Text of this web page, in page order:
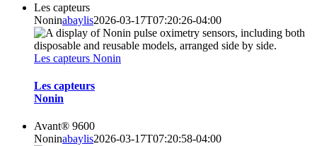
Les capteurs
Noninabaylis2026-03-17T07:20:26-04:00
Les capteurs Nonin
Les capteurs
Nonin
Avant® 9600
Noninabaylis2026-03-17T07:20:58-04:00